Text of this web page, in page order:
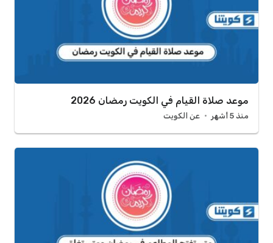
موعد صلاة القيام في الكويت رمضان 2026
منذ 5 أشهر عن الكويت